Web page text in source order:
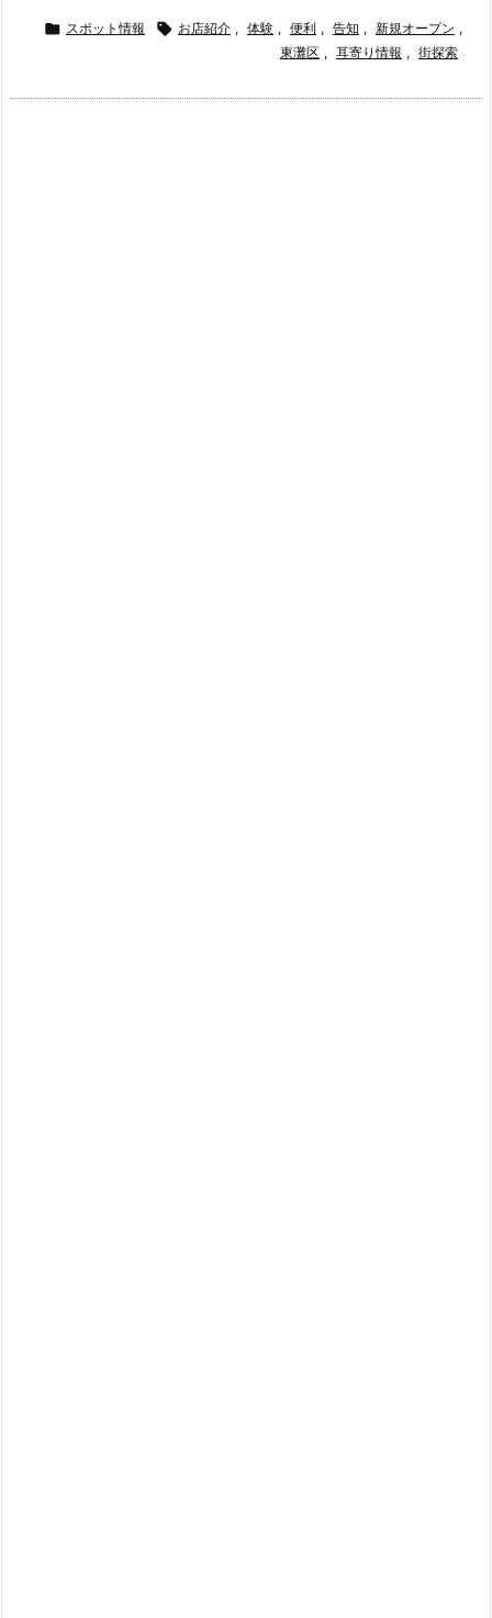
 スポット情報  お店紹介 , 体験 , 便利 , 告知 , 新規オープン ,
東灘区 , 耳寄り情報 , 街探索